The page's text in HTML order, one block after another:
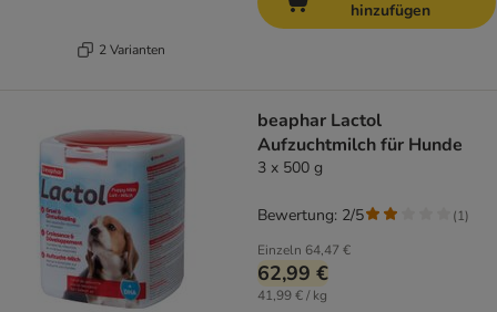
2 Varianten
hinzufügen
beaphar Lactol
Aufzuchtmilch für Hunde
3 x 500 g
Einzeln 64,47 €
62,99 €
41,99 € / kg
Bewertung: 2/5 (1)